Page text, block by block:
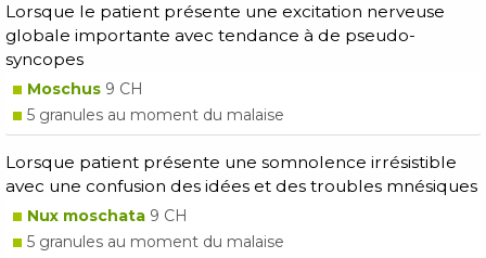
Lorsque le patient présente une excitation nerveuse
globale importante avec tendance à de pseudo-
syncopes
Moschus 9 CH
5 granules au moment du malaise
Lorsque patient présente une somnolence irrésistible
avec une confusion des idées et des troubles mnésiques
Nux moschata 9 CH
5 granules au moment du malaise